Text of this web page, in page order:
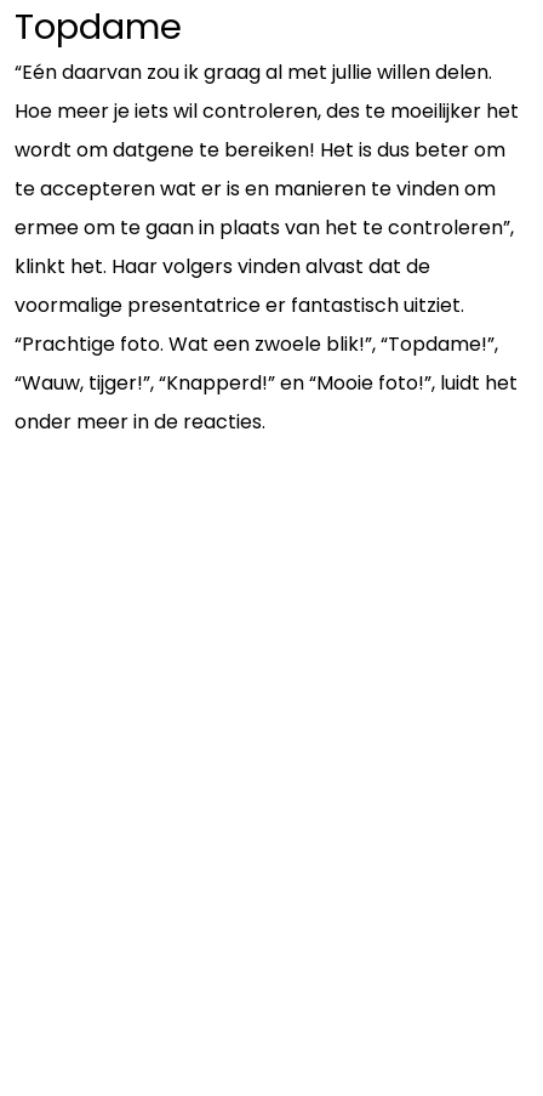
Topdame
“Eén daarvan zou ik graag al met jullie willen delen.
Hoe meer je iets wil controleren, des te moeilijker het
wordt om datgene te bereiken! Het is dus beter om
te accepteren wat er is en manieren te vinden om
ermee om te gaan in plaats van het te controleren”,
klinkt het. Haar volgers vinden alvast dat de
voormalige presentatrice er fantastisch uitziet.
“Prachtige foto. Wat een zwoele blik!”, “Topdame!”,
“Wauw, tijger!”, “Knapperd!” en “Mooie foto!”, luidt het
onder meer in de reacties.